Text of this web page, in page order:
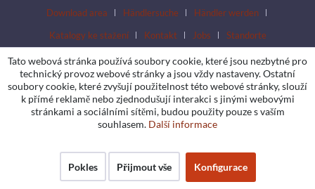
Download area Händlersuche
Händler werden
Katalogy ke stažení
Kontakt Jobs Standorte
Tato webová stránka používá soubory cookie, které jsou nezbytné pro
technický provoz webové stránky a jsou vždy nastaveny. Ostatní
soubory cookie, které zvyšují použitelnost této webové stránky, slouží
k přímé reklamě nebo zjednodušují interakci s jinými webovými
stránkami a sociálními sítěmi, budou použity pouze s vaším
souhlasem. Další informace
Pokles Přijmout vše Konfigurace